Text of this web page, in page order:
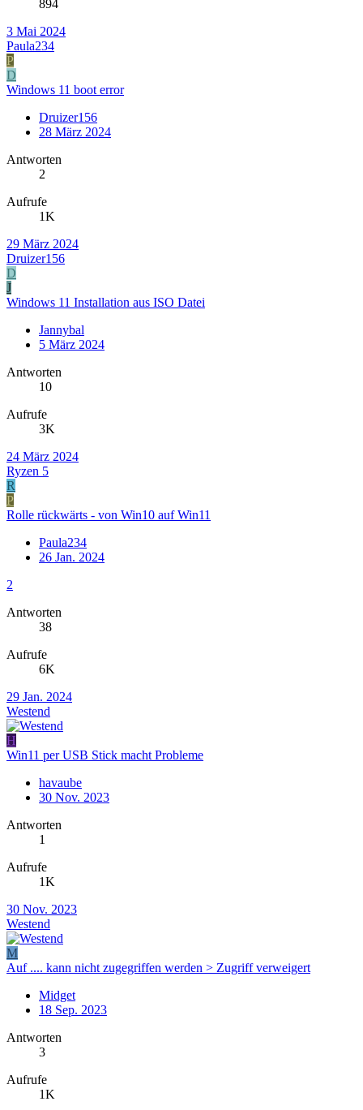
894
3 Mai 2024
Paula234
P
D
Windows 11 boot error
Druizer156
28 März 2024
Antworten
2
Aufrufe
1K
29 März 2024
Druizer156
D
J
Windows 11 Installation aus ISO Datei
Jannybal
5 März 2024
Antworten
10
Aufrufe
3K
24 März 2024
Ryzen 5
R
P
Rolle rückwärts - von Win10 auf Win11
Paula234
26 Jan. 2024
2
Antworten
38
Aufrufe
6K
29 Jan. 2024
Westend
H
Win11 per USB Stick macht Probleme
havaube
30 Nov. 2023
Antworten
1
Aufrufe
1K
30 Nov. 2023
Westend
M
Auf .... kann nicht zugegriffen werden > Zugriff verweigert
Midget
18 Sep. 2023
Antworten
3
Aufrufe
1K